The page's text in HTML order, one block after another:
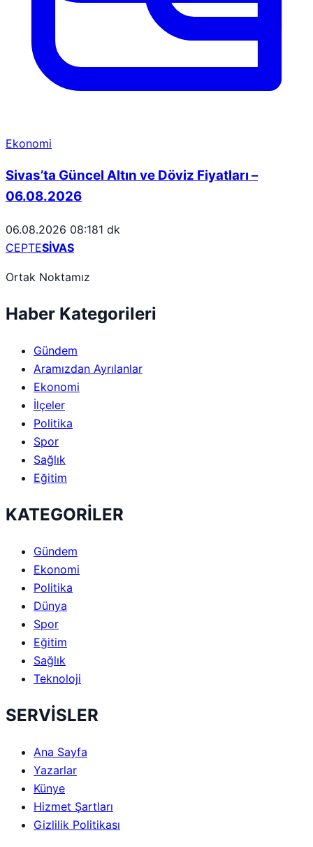
Ekonomi
Sivas’ta Güncel Altın ve Döviz Fiyatları –
06.08.2026
06.08.2026 08:181 dk
CEPTESİVAS
Ortak Noktamız
Haber Kategorileri
Gündem
Aramızdan Ayrılanlar
Ekonomi
İlçeler
Politika
Spor
Sağlık
Eğitim
KATEGORİLER
Gündem
Ekonomi
Politika
Dünya
Spor
Eğitim
Sağlık
Teknoloji
SERVİSLER
Ana Sayfa
Yazarlar
Künye
Hizmet Şartları
Gizlilik Politikası